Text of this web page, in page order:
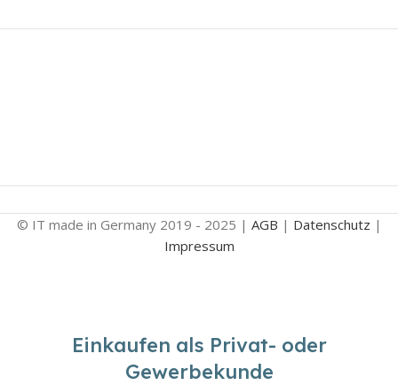
© IT made in Germany 2019 - 2025 | AGB | Datenschutz |
Impressum
Einkaufen als Privat- oder
Gewerbekunde